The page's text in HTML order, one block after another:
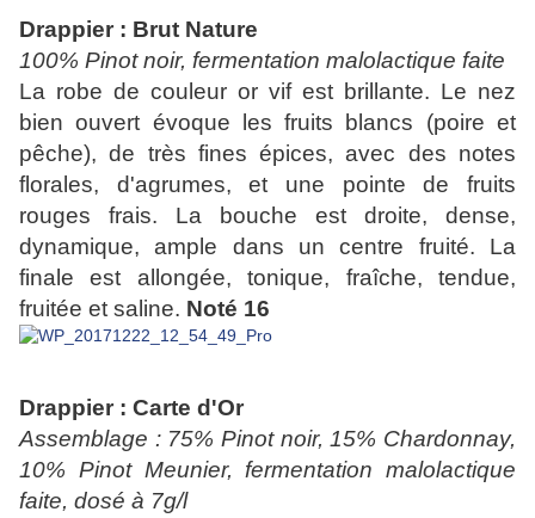
Drappier : Brut Nature
100% Pinot noir, fermentation malolactique faite
La robe de couleur or vif est brillante. Le nez
bien ouvert évoque les fruits blancs (poire et
pêche), de très fines épices, avec des notes
florales, d'agrumes, et une pointe de fruits
rouges frais. La bouche est droite, dense,
dynamique, ample dans un centre fruité. La
finale est allongée, tonique, fraîche, tendue,
fruitée et saline. Noté 16
Drappier : Carte d'Or
Assemblage : 75% Pinot noir, 15% Chardonnay,
10% Pinot Meunier, fermentation malolactique
faite, dosé à 7g/l